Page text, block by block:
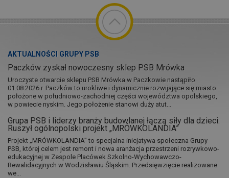
AKTUALNOŚCI GRUPY PSB
Paczków zyskał nowoczesny sklep PSB Mrówka
Uroczyste otwarcie sklepu PSB Mrówka w Paczkowie nastąpiło
01.08.2026 r. Paczków to urokliwe i dynamicznie rozwijające się miasto
położone w południowo-zachodniej części województwa opolskiego,
w powiecie nyskim. Jego położenie stanowi duży atut...
Grupa PSB i liderzy branży budowlanej łączą siły dla dzieci.
Ruszył ogólnopolski projekt „MRÓWKOLANDIA”
Projekt „MRÓWKOLANDIA” to specjalna inicjatywa społeczna Grupy
PSB, której celem jest remont i nowa aranżacja przestrzeni rozrywkowo-
edukacyjnej w Zespole Placówek Szkolno-Wychowawczo-
Rewalidacyjnych w Wodzisławiu Śląskim. Przedsięwzięcie realizowane
we...